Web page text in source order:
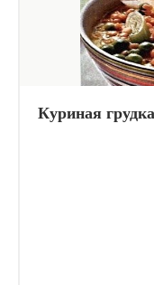
Куриная